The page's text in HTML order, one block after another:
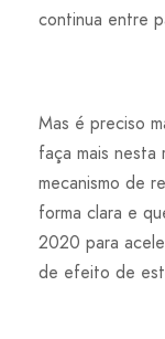
continua entre
Mas é preciso
faça mais
mecanismo de
forma clara e
2020 para
de efeito de